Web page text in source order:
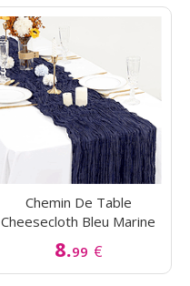
Chemin De Table
Cheesecloth Bleu Marine
8.99 €